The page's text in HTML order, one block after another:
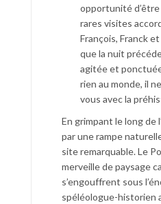
opportunité
rares visites
François, Franck
que la nuit
agitée et
rien au monde, il
vous avec la
En grimpant le long de
par une rampe
site remarquable. Le
merveille de paysage
s’engouffrent sous
spéléologue-historien